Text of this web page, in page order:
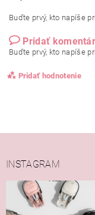
Buďte prvý, kto napíše
Pridať komentár
Buďte prvý, kto napíše
Pridať hodnotenie
INSTAGRAM